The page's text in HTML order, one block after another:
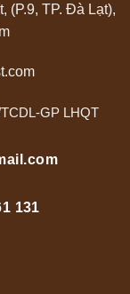
(P.9, TP. Đà Lạt),
GP LHQT
131